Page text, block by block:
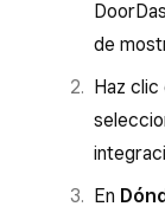
de
Haz clic
En